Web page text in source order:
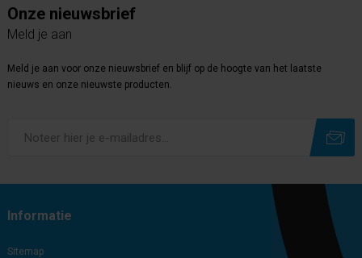
Onze nieuwsbrief
Meld je aan
Meld je aan voor onze nieuwsbrief en blijf op de hoogte van het laatste
nieuws en onze nieuwste producten.
Informatie
Sitemap